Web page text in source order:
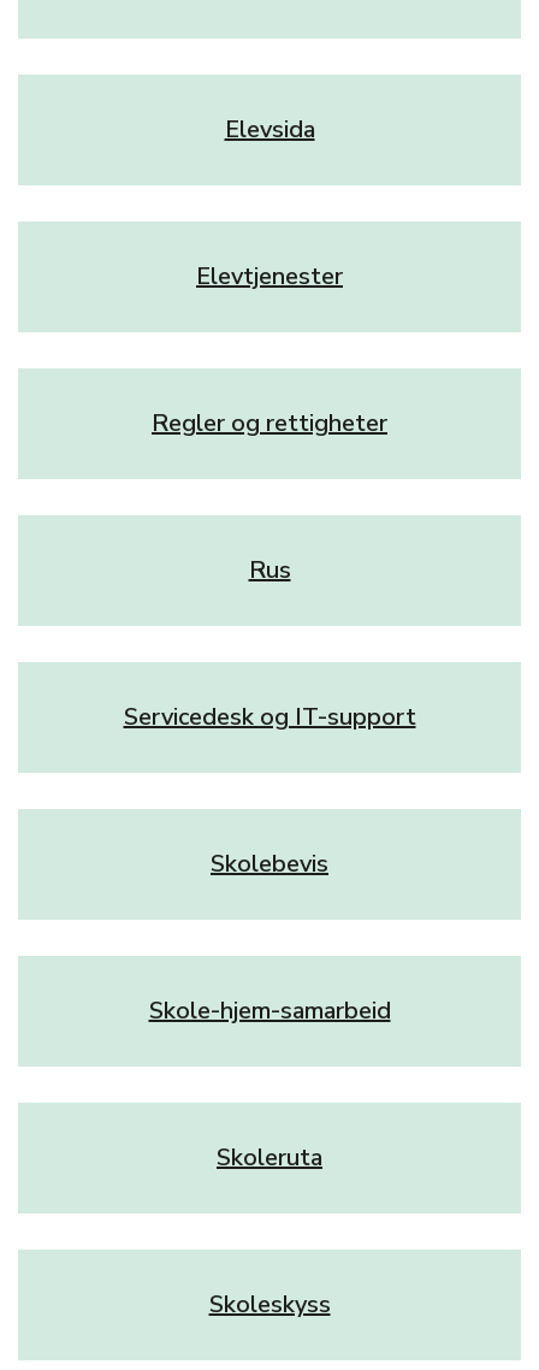
Elevsida
Elevtjenester
Regler og rettigheter
Rus
Servicedesk og IT-support
Skolebevis
Skole-hjem-samarbeid
Skoleruta
Skoleskyss